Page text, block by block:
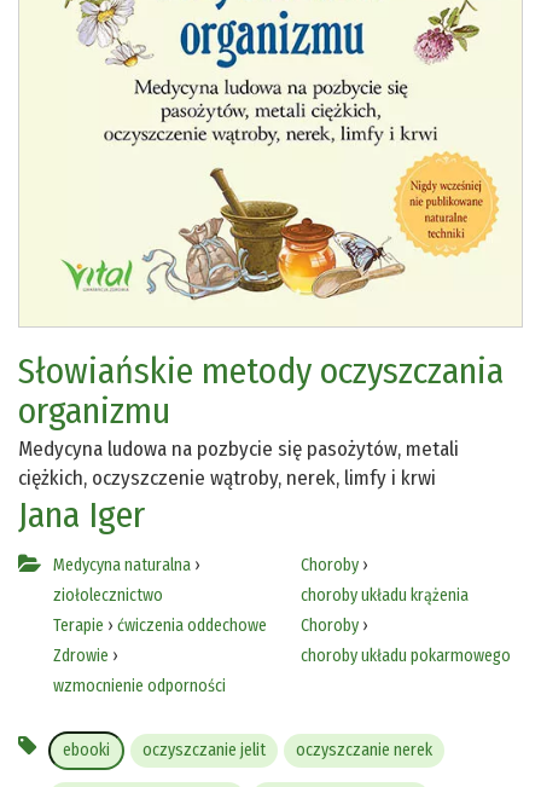
Słowiańskie metody oczyszczania
organizmu
Medycyna ludowa na pozbycie się pasożytów, metali
ciężkich, oczyszczenie wątroby, nerek, limfy i krwi
Jana Iger
Medycyna naturalna ›
ziołolecznictwo
Terapie › ćwiczenia oddechowe
Zdrowie ›
wzmocnienie odporności
Choroby›
choroby układu krążenia
Choroby›
choroby układu pokarmowego
ebooki oczyszczanie jelit oczyszczanie nerek